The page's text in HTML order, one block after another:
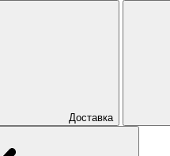
Доставка